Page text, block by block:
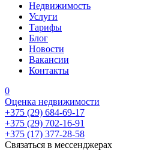
Недвижимость
Услуги
Тарифы
Блог
Новости
Вакансии
Контакты
0
Оценка недвижимости
+375 (29) 684-69-17
+375 (29) 702-16-91
+375 (17) 377-28-58
Связаться в мессенджерах